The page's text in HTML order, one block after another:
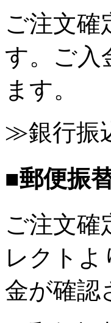
ご注文確
す。ご入
ます。
≫銀行振
■郵便振
ご注文確
レクト
金が確認